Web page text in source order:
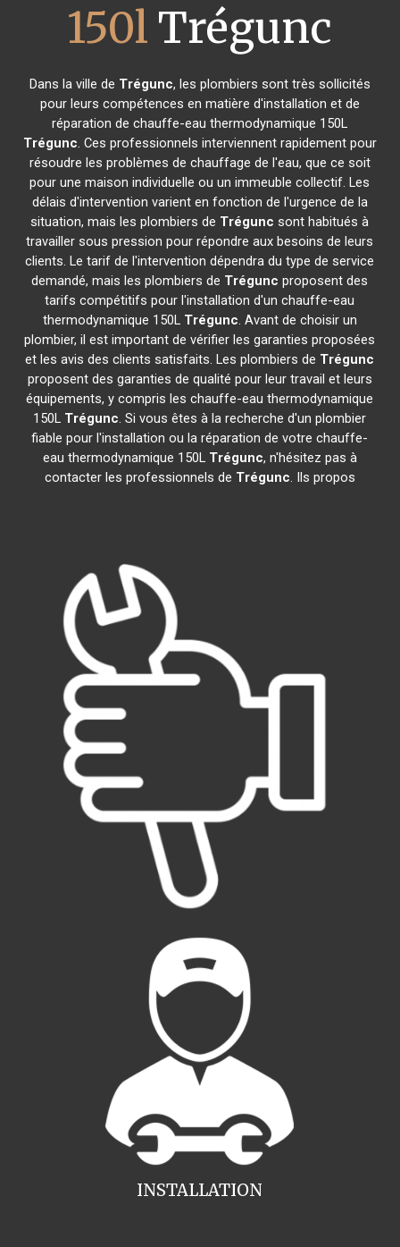
150l Trégunc
Dans la ville de Trégunc, les plombiers sont très sollicités
pour leurs compétences en matière d'installation et de
réparation de chauffe-eau thermodynamique 150L
Trégunc. Ces professionnels interviennent rapidement pour
résoudre les problèmes de chauffage de l'eau, que ce soit
pour une maison individuelle ou un immeuble collectif. Les
délais d'intervention varient en fonction de l'urgence de la
situation, mais les plombiers de Trégunc sont habitués à
travailler sous pression pour répondre aux besoins de leurs
clients. Le tarif de l'intervention dépendra du type de service
demandé, mais les plombiers de Trégunc proposent des
tarifs compétitifs pour l'installation d'un chauffe-eau
thermodynamique 150L Trégunc. Avant de choisir un
plombier, il est important de vérifier les garanties proposées
et les avis des clients satisfaits. Les plombiers de Trégunc
proposent des garanties de qualité pour leur travail et leurs
équipements, y compris les chauffe-eau thermodynamique
150L Trégunc. Si vous êtes à la recherche d'un plombier
fiable pour l'installation ou la réparation de votre chauffe-
eau thermodynamique 150L Trégunc, n'hésitez pas à
contacter les professionnels de Trégunc. Ils propos
INSTALLATION